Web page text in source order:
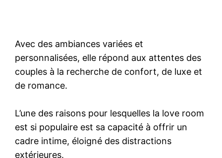
Avec des ambiances variées et
personnalisées, elle répond aux attentes des
couples à la recherche de confort, de luxe et
de romance.
L’une des raisons pour lesquelles la love room
est si populaire est sa capacité à offrir un
cadre intime, éloigné des distractions
extérieures.